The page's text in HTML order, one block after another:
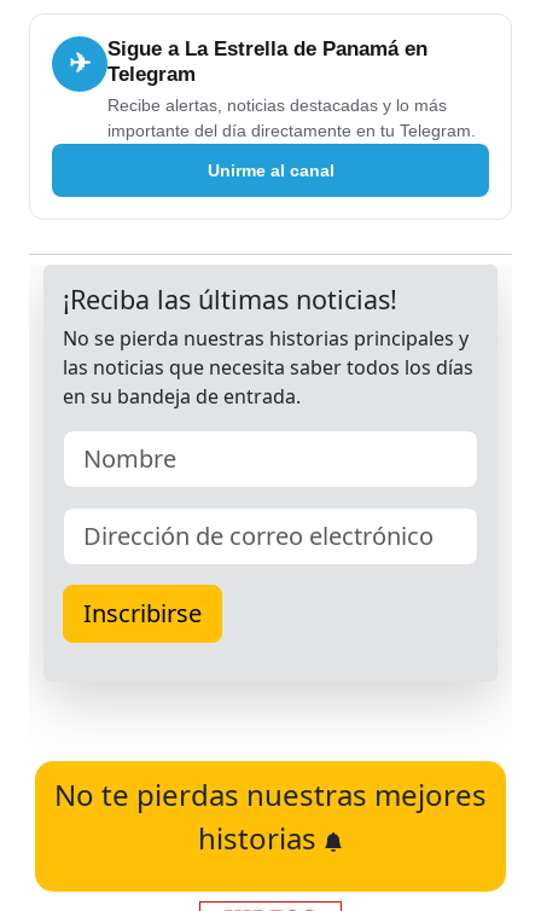
✈
Sigue a La Estrella de Panamá en
Telegram
Recibe alertas, noticias destacadas y lo más
importante del día directamente en tu Telegram.
Unirme al canal
No te pierdas nuestras mejores
historias